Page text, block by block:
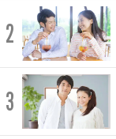
2
3